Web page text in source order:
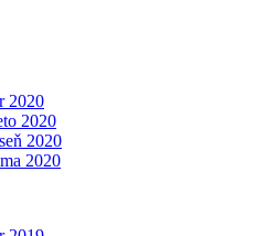
2020
2020
2020
2020